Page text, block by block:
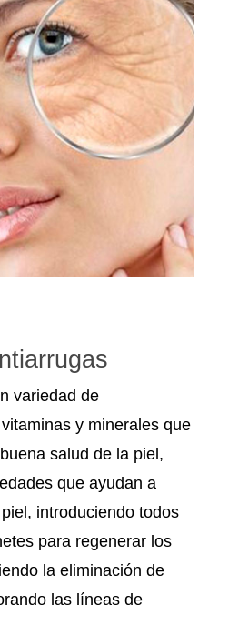
variedad de
y minerales que
salud de la piel,
que ayudan a
introduciendo todos
para regenerar los
la eliminación de
las líneas de